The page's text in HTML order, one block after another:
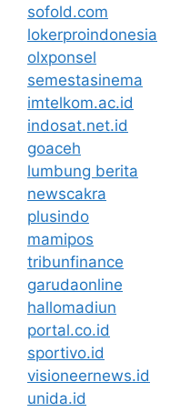
sofold.com
lokerproindonesia
olxponsel
semestasinema
imtelkom.ac.id
indosat.net.id
goaceh
lumbung berita
newscakra
plusindo
mamipos
tribunfinance
garudaonline
hallomadiun
portal.co.id
sportivo.id
visioneernews.id
unida.id